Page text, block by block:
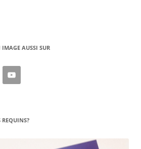
IMAGE AUSSI SUR